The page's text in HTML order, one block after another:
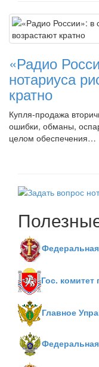
«Радио
нотариуса
кратно
Купля-продажа
ошибки, обманы,
целом обеспечения…
Гос.
Главное